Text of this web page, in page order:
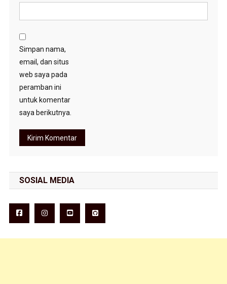
Simpan nama,
email, dan situs
web saya pada
peramban ini
untuk komentar
saya berikutnya.
SOSIAL MEDIA